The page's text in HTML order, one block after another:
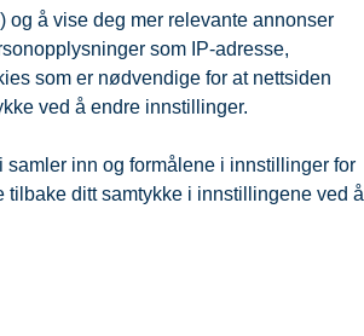
og å vise deg mer relevante annonser
som IP-adresse,
som er nødvendige for at nettsiden
ved å endre innstillinger.
inn og formålene i innstillinger for
ditt samtykke i innstillingene ved å